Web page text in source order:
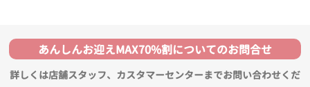
あんしんお迎えMAX70%割についてのお問合せ
詳しくは店舗スタッフ、カスタマーセンターまでお問い合わせくだ